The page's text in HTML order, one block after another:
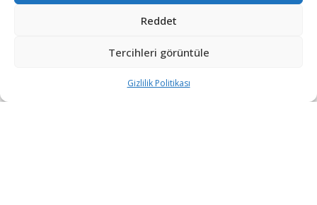
Reddet
Tercihleri görüntüle
Gizlilik Politikası